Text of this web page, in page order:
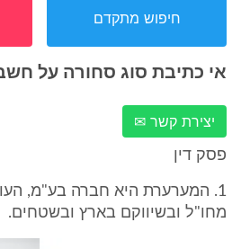
חיפוש מתקדם
אי כתיבת סוג סחורה על
יצירת קשר ✉
פסק דין
1. המערערת היא חברה בע"מ,
מחו"ל ובשיווקם בארץ ובשטחים.